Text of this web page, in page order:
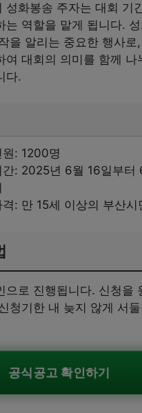
성화봉송 주자는 대회 기
는 역할을 맡게 됩니다.
을 알리는 중요한 행사로
여 대회의 의미를 함께 나
다.
원: 1200명
간: 2025년 6월 16일부터
격: 만 15세 이상의 부산시
으로 진행됩니다. 신청을
청기한 내 늦지 않게 서
공식공고 확인하기